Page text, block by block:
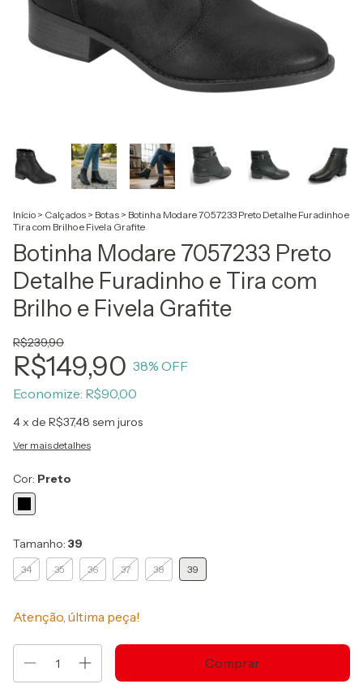
Início > Calçados > Botas > Botinha Modare 7057233 Preto Detalhe Furadinho e
Tira com Brilho e Fivela Grafite
Botinha Modare 7057233 Preto
Detalhe Furadinho e Tira com
Brilho e Fivela Grafite
R$239,90
R$149,90 38% OFF
Economize: R$90,00
4x de R$37,48 sem juros
Ver mais detalhes
Cor: Preto
Tamanho: 39
34 35 36 37 38 39
Atenção, última peça!